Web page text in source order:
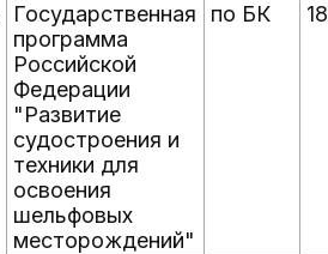
Государственная
программа
Российской
Федерации
"Развитие
судостроения и
техники для
освоения
шельфовых
месторождений"
по БК 18